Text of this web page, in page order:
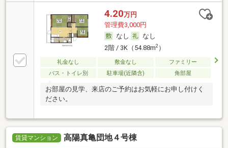
4.20万円
管理費3,000円
なし
なし
2階 / 3K（54.88m2）
礼金なし 敷金なし
ファミリー
バス・トイレ別
駐車場(近隣含) 角部屋
お部屋の見学、来店のご予約はお気軽にお申し付けく
ださい。
賃貸マンション 高陽真亀団地４号棟